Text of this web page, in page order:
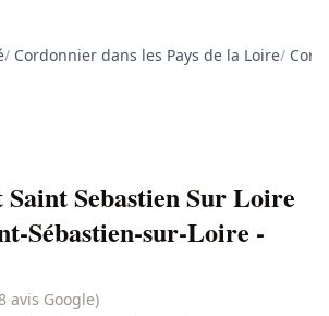
/ Cordonnier dans les Pays de la Loire/
Sebastien Sur Loire
Sébastien-sur-Loire -
avis Google)